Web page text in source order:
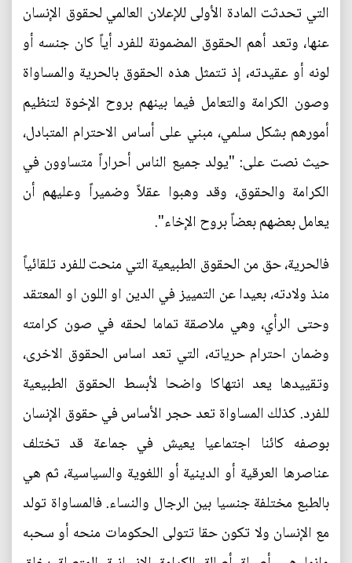
التي تحدثت المادة الأولى للإعلان العالمي لحقوق الإنسان
عنها، وتعد أهم الحقوق المضمونة للفرد أياً كان جنسه أو
لونه أو عقيدته، إذ تتمثل هذه الحقوق بالحرية والمساواة
وصون الكرامة والتعامل فيما بينهم بروح الإخوة لتنظيم
أمورهم بشكل سلمي، مبني على أساس الاحترام المتبادل،
حيث نصت على: "يولد جميع الناس أحراراً متساوون في
الكرامة والحقوق، وقد وهبوا عقلاً وضميراً وعليهم أن
يعامل بعضهم بعضاً بروح الإخاء".
فالحرية، حق من الحقوق الطبيعية التي منحت للفرد تلقائياً
منذ ولادته، بعيدا عن التمييز في الدين او اللون او المعتقد
وحتى الرأي، وهي ملاصقة تماما لحقه في صون كرامته
وضمان احترام حرياته، التي تعد اساس الحقوق الاخرى،
وتقييدها يعد انتهاكا واضحا لأبسط الحقوق الطبيعية
للفرد. كذلك المساواة تعد حجر الأساس في حقوق الإنسان
بوصفه كائنا اجتماعيا يعيش في جماعة قد تختلف
عناصرها العرقية أو الدينية أو اللغوية والسياسية، ثم هي
بالطبع مختلفة جنسيا بين الرجال والنساء. فالمساواة تولد
مع الإنسان ولا تكون حقا تتولى الحكومات منحه أو سحبه